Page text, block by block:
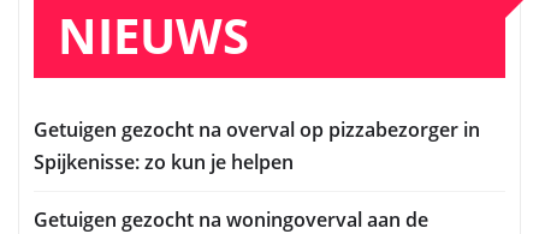
NIEUWS
Getuigen gezocht na overval op pizzabezorger in
Spijkenisse: zo kun je helpen
Getuigen gezocht na woningoverval aan de